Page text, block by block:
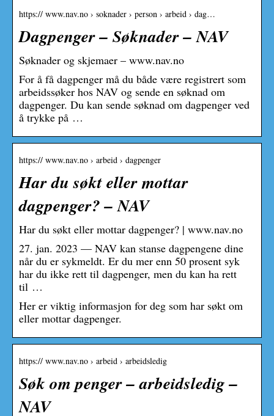
https:// www.nav.no › soknader › person › arbeid › dag…
Dagpenger – Søknader – NAV
Søknader og skjemaer – www.nav.no
For å få dagpenger må du både være registrert som
arbeidssøker hos NAV og sende en søknad om
dagpenger. Du kan sende søknad om dagpenger ved
å trykke på …
https:// www.nav.no › arbeid › dagpenger
Har du søkt eller mottar
dagpenger? – NAV
Har du søkt eller mottar dagpenger? | www.nav.no
27. jan. 2023 — NAV kan stanse dagpengene dine
når du er sykmeldt. Er du mer enn 50 prosent syk
har du ikke rett til dagpenger, men du kan ha rett
til …
Her er viktig informasjon for deg som har søkt om
eller mottar dagpenger.
https:// www.nav.no › arbeid › arbeidsledig
Søk om penger – arbeidsledig –
NAV